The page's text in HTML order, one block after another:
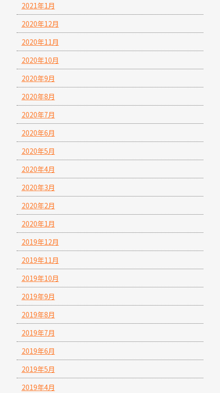
2021年1月
2020年12月
2020年11月
2020年10月
2020年9月
2020年8月
2020年7月
2020年6月
2020年5月
2020年4月
2020年3月
2020年2月
2020年1月
2019年12月
2019年11月
2019年10月
2019年9月
2019年8月
2019年7月
2019年6月
2019年5月
2019年4月